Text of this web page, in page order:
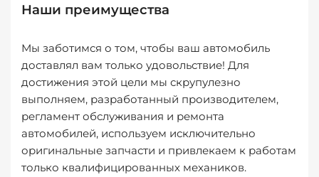
Наши преимущества
Мы заботимся о том, чтобы ваш автомобиль
доставлял вам только удовольствие! Для
достижения этой цели мы скрупулезно
выполняем, разработанный производителем,
регламент обслуживания и ремонта
автомобилей, используем исключительно
оригинальные запчасти и привлекаем к работам
только квалифицированных механиков.